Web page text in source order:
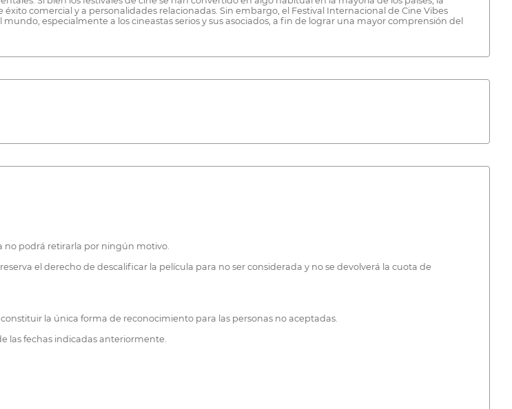
comercial y a personalidades relacionadas. Sin embargo, el Festival Internacional de Cine Vibes
especialmente a los cineastas serios y sus asociados, a fin de lograr una mayor comprensión del
no podrá retirarla por ningún motivo.
el derecho de descalificar la película para no ser considerada y no se devolverá la cuota de
la única forma de reconocimiento para las personas no aceptadas.
las fechas indicadas anteriormente.